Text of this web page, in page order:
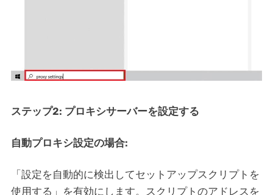
ステップ2: プロキシサーバーを設定する
自動プロキシ設定の場合:
「設定を自動的に検出してセットアップスクリプトを
使用する」を有効にします。スクリプトのアドレスを